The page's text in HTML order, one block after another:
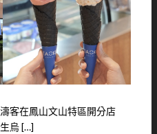
客在鳳山文山特區開分店
烏 […]